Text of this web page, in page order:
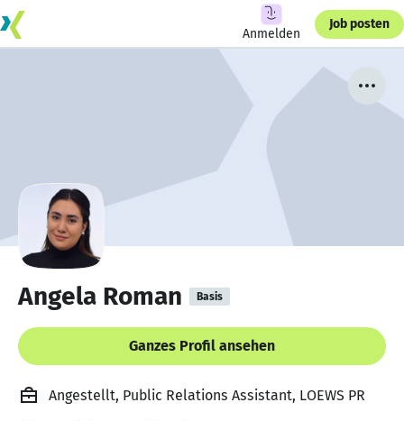
Anmelden
Job posten
Angela Roman Basis
Ganzes Profil ansehen
Angestellt, Public Relations Assistant, LOEWS PR